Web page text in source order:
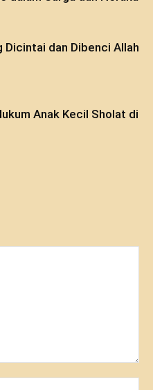
Dicintai dan Dibenci Allah
Anak Kecil Sholat di